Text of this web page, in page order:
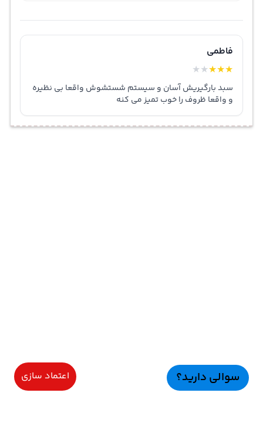
فاطمی
★
★
★
★
★
سبد بارگیریش آسان و سیستم شستشوش واقعا بی نظیره
و واقعا ظروف را خوب تمیز می کنه
سوالی دارید؟ اعتماد سازی